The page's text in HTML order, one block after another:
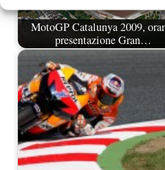
MotoGP Catalunya 2009,
presentazione Gran…